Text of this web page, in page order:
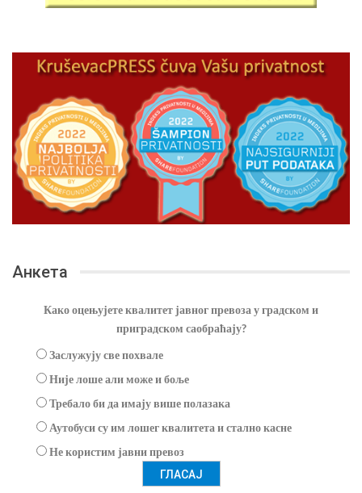
Анкета
Како оцењујете квалитет јавног превоза у градском и
приградском саобраћају?
Заслужују све похвале
Није лоше али може и боље
Требало би да имају више полазака
Аутобуси су им лошег квалитета и стално касне
Не користим јавни превоз